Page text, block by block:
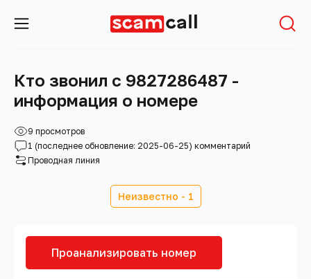
Кто звонил с 9827286487 -
информация о номере
9 просмотров
1 (последнее обновление: 2025-06-25) комментарий
Проводная линия
Неизвестно - 1
Проанализировать номер